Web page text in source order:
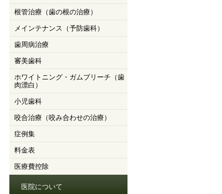
根管治療（歯の根の治療）
メインテナンス（予防歯科）
歯周病治療
審美歯科
ホワイトニング・ガムブリーチ（歯
肉漂白）
小児歯科
咬合治療（咬み合わせの治療）
症例集
料金表
医療費控除
医院について